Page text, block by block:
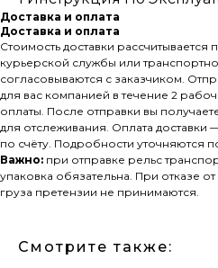
Доставка и оплата
Доставка и оплата
Стоимость доставки рассчитывается
курьерской службы или
согласовываются с заказчиком.
для вас компанией в течение 2
оплаты. После отправки вы
для отслеживания. Оплата
по счёту. Подробности уточняются
Важно: при отправке рельс
упаковка обязательна. При отказе
груза претензии не принимаются.
Смотрите также: